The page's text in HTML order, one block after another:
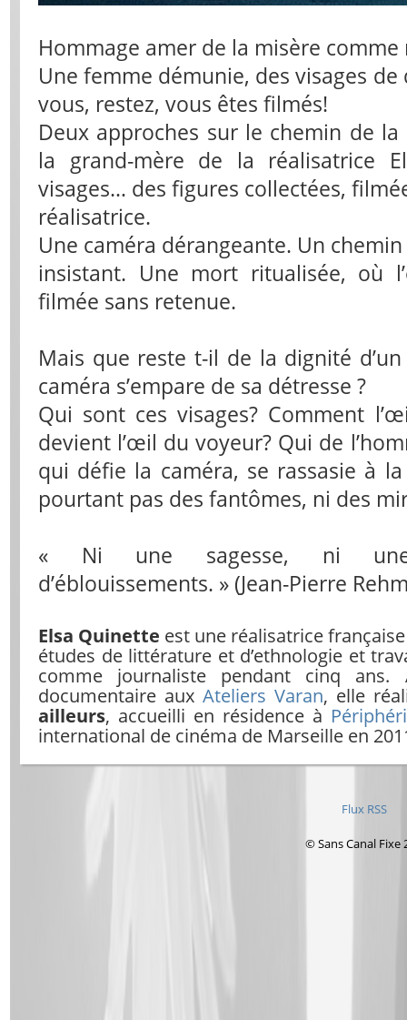
Hommage amer de la misère comme
Une femme démunie, des visages
vous, restez, vous êtes filmés!
Deux approches sur le chemin de la
la grand-mère de la réalisatrice
visages… des figures collectées,
réalisatrice.
Une caméra dérangeante. Un
insistant. Une mort ritualisée, où
filmée sans retenue.
Mais que reste t-il de la dignité
caméra s’empare de sa détresse ?
Qui sont ces visages? Comment
devient l’œil du voyeur? Qui de
qui défie la caméra, se rassasie à
pourtant pas des fantômes, ni des
« Ni une sagesse, ni
d’éblouissements. » (Jean-Pierre
Elsa Quinette est une réalisatrice
études de littérature et d’ethnologie et
comme journaliste pendant cinq
documentaire aux Ateliers Varan, elle
ailleurs, accueilli en résidence à
international de cinéma de Marseille en
Flux RSS
© Sans Canal Fixe